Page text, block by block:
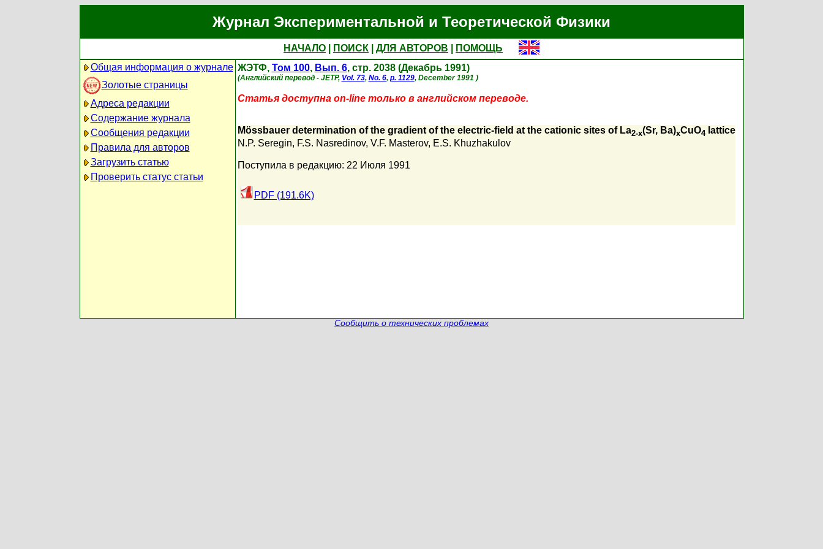
Журнал Экспериментальной и Теоретической Физики
НАЧАЛО ПОИСК ДЛЯ АВТОРОВ
ПОМОЩЬ
Общая информация о журнале
Золотые страницы
Адреса редакции
Содержание журнала
Сообщения редакции
Правила для авторов
Загрузить статью
Проверить статус статьи
ЖЭТФ, Том 100, Вып. 6, стр. 2038 (Декабрь 1991)
(Английский перевод - JETP, Vol. 73, No. 6, p. 1129, December 1991 )
Статья доступна on-line только в английском переводе.
Mössbauer determination of the gradient of the electric-field at the cationic sites of La2-x(Sr, Ba)xCuO4 lattice
N.P. Seregin, F.S. Nasredinov, V.F. Masterov, E.S. Khuzhakulov
Поступила в редакцию: 22 Июля 1991
PDF (191.6K)
Сообщить о технических проблемах